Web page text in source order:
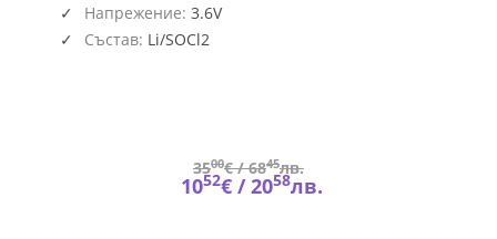
Напрежение: 3.6V
Състав: Li/SOCl2
3500€ /6845лв.
1052€ /2058лв.